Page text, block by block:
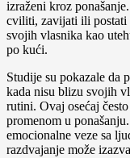
izraženi kroz
cviliti, zavijati ili postati
svojih vlasnika kao
po kući.
Studije su pokazale da
kada nisu blizu svojih
rutini. Ovaj osećaj
promenom u
emocionalne veze sa
razdvajanje može